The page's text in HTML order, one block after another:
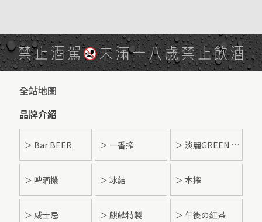
禁止酒駕 未滿十八歲禁止飲酒
全站地圖
品牌介紹
＞ Bar BEER ＞ 一番搾 ＞ 淡麗GREEN LABEL
＞ 啤酒機 ＞ 冰結 ＞ 本搾
＞ 威士忌 ＞ 麒麟特製 ＞ 午後の紅茶